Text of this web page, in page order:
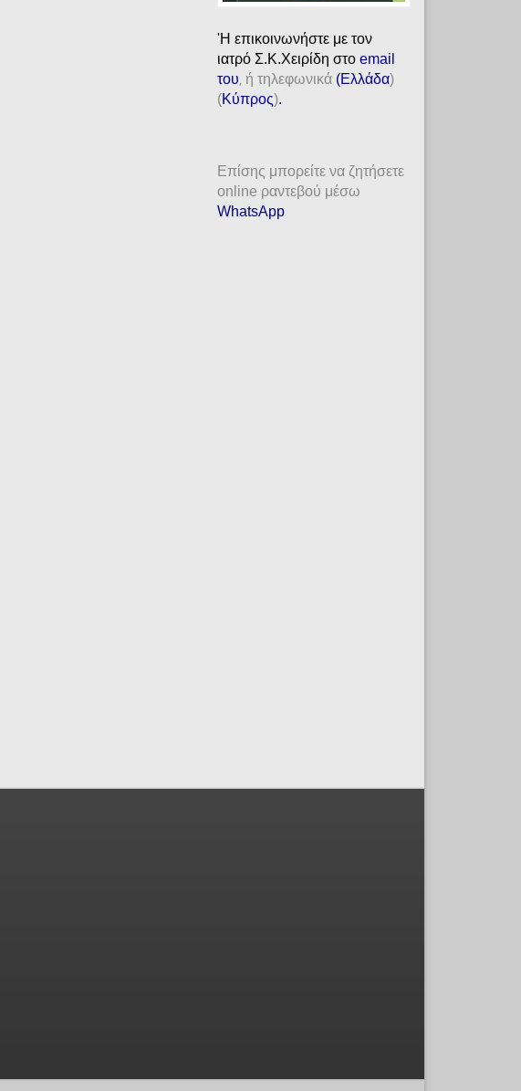
'H επικοινωνήστε με τον
ιατρό Σ.Κ.Χειρίδη στο email
του ή τηλεφωνικά (Ελλάδα)
(Κύπρος).
Επίσης μπορείτε να ζητήσετε
online ραντεβού μέσω
WhatsApp